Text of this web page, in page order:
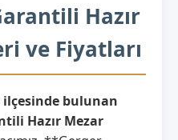
Hazır
ve Fiyatları
ilçesinde bulunan
Hazır Mezar